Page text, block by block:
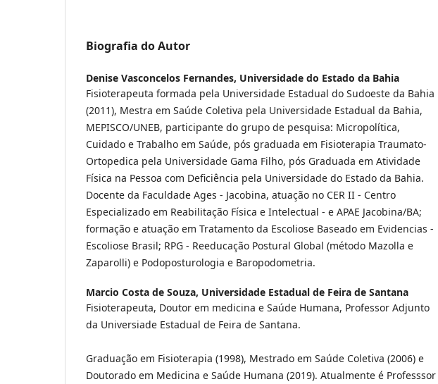
Biografia do Autor
Denise Vasconcelos Fernandes, Universidade do Estado da Bahia
Fisioterapeuta formada pela Universidade Estadual do Sudoeste da Bahia
(2011), Mestra em Saúde Coletiva pela Universidade Estadual da Bahia,
MEPISCO/UNEB, participante do grupo de pesquisa: Micropolítica,
Cuidado e Trabalho em Saúde, pós graduada em Fisioterapia Traumato-
Ortopedica pela Universidade Gama Filho, pós Graduada em Atividade
Física na Pessoa com Deficiência pela Universidade do Estado da Bahia.
Docente da Faculdade Ages - Jacobina, atuação no CER II - Centro
Especializado em Reabilitação Física e Intelectual - e APAE Jacobina/BA;
formação e atuação em Tratamento da Escoliose Baseado em Evidencias -
Escoliose Brasil; RPG - Reeducação Postural Global (método Mazolla e
Zaparolli) e Podoposturologia e Baropodometria.
Marcio Costa de Souza, Universidade Estadual de Feira de Santana
Fisioterapeuta, Doutor em medicina e Saúde Humana, Professor Adjunto
da Universiade Estadual de Feira de Santana.
Graduação em Fisioterapia (1998), Mestrado em Saúde Coletiva (2006) e
Doutorado em Medicina e Saúde Humana (2019). Atualmente é Professsor